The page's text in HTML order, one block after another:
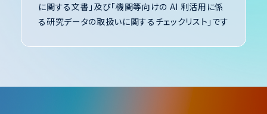
対象者：本事業への応募を検討している研究
者・学生等
お申込みはこちら
※当日の説明内容につきましては、後日、アーカイブ配信
に関する文書」及び「機関等向けの AI 利活用に係
る研究データの取扱いに関するチェックリスト」です